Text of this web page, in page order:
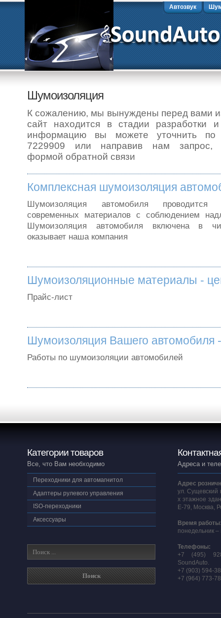
Автозвук
Шумоизоляция
К сожалению, мы вынуждены перед вами
сайт находится в стадии разработки
информацию вы можете уточнить по
7229909 или направив нам запрос,
формой обратной связи
Комплексная шумоизоляция
Шумоизоляция автомобиля проводится
современных материалов с соблюдением
Шумоизоляция автомобиля включена в
оказывает наша компания
Шумоизоляционные материалы -
Прайс-лист
Шумоизоляция Вашего автомобиля
Работы по шумоизоляции автомобилей
Категории товаров
Все, что Вам необходимо
Переходники для автомагнитол
Адаптеры рулевого управления
ISO-переходники
Аксессуары
Адреса и
Адрес
ул. Сущевский
х этажное
E-79, Москва,
Время
понедельник –
Телефоны:
+7 (495)
SoundAuto.
+7 (903) 594-
+7 (964) 773-